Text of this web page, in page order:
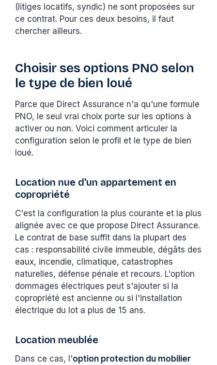
(litiges locatifs, syndic) ne sont proposées sur
ce contrat. Pour ces deux besoins, il faut
chercher ailleurs.
Choisir ses options PNO selon
le type de bien loué
Parce que Direct Assurance n'a qu'une formule
PNO, le seul vrai choix porte sur les options à
activer ou non. Voici comment articuler la
configuration selon le profil et le type de bien
loué.
Location nue d'un appartement en
copropriété
C'est la configuration la plus courante et la plus
alignée avec ce que propose Direct Assurance.
Le contrat de base suffit dans la plupart des
cas : responsabilité civile immeuble, dégâts des
eaux, incendie, climatique, catastrophes
naturelles, défense pénale et recours. L'option
dommages électriques peut s'ajouter si la
copropriété est ancienne ou si l'installation
électrique du lot a plus de 15 ans.
Location meublée
Dans ce cas, l'option protection du mobilier